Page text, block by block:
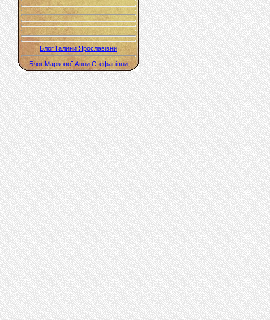
Блог Галини Ярославівни
Блог Маркової Анни Стефанівни